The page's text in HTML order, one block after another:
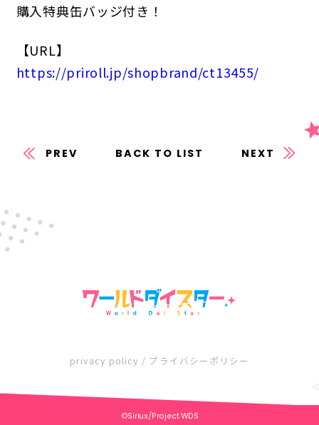
購入特典缶バッジ付き！
【URL】
https://priroll.jp/shopbrand/ct13455/
PREV BACK TO LIST NEXT
privacy policy / プライバシーポリシー
©Sirius/Project WDS